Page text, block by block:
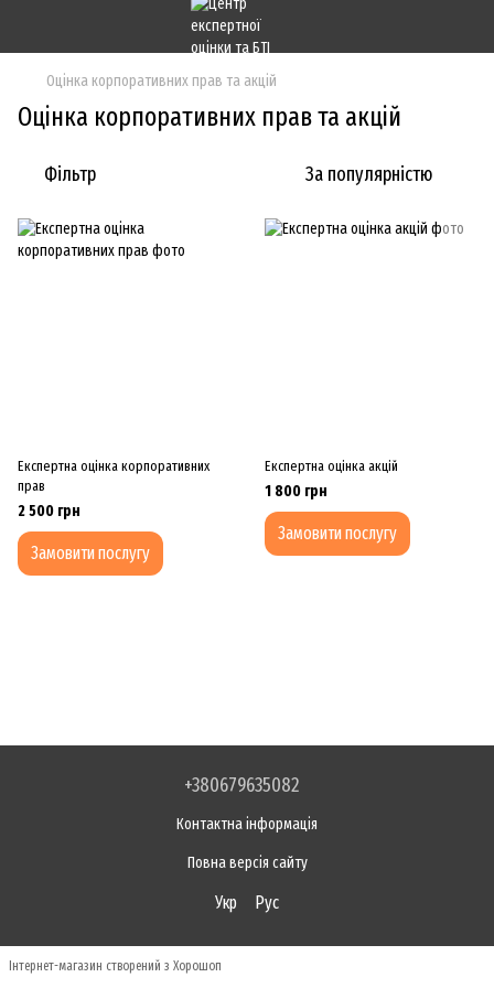
Оцінка корпоративних прав та акцій
Оцінка корпоративних прав та акцій
Фільтр За популярністю
Експертна оцінка корпоративних
прав
2 500 грн
Замовити послугу
Експертна оцінка акцій
1 800 грн
Замовити послугу
+380679635082
Контактна інформація
Повна версія сайту
Укр Рус
Інтернет-магазин створений з Хорошоп